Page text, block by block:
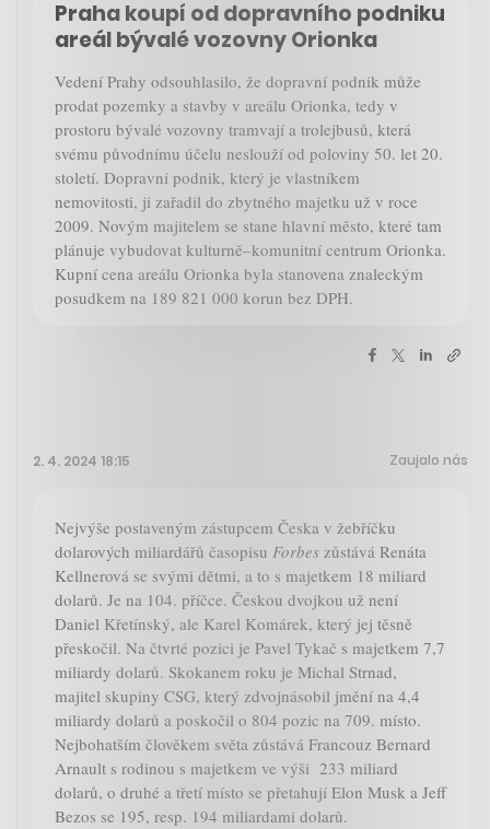
Praha koupí od dopravního podniku
areál bývalé vozovny Orionka
Vedení Prahy odsouhlasilo, že dopravní podnik může
prodat pozemky a stavby v areálu Orionka, tedy v
prostoru bývalé vozovny tramvají a trolejbusů, která
svému původnímu účelu neslouží od poloviny 50. let 20.
století. Dopravní podnik, který je vlastníkem
nemovitosti, ji zařadil do zbytného majetku už v roce
2009. Novým majitelem se stane hlavní město, které tam
plánuje vybudovat kulturně–komunitní centrum Orionka.
Kupní cena areálu Orionka byla stanovena znaleckým
posudkem na 189 821 000 korun bez DPH.
2. 4. 2024 18:15 Zaujalo nás
Nejvýše postaveným zástupcem Česka v žebříčku
dolarových miliardářů časopisu Forbes zůstává Renáta
Kellnerová se svými dětmi, a to s majetkem 18 miliard
dolarů. Je na 104. příčce. Českou dvojkou už není
Daniel Křetínský, ale Karel Komárek, který jej těsně
přeskočil. Na čtvrté pozici je Pavel Tykač s majetkem 7,7
miliardy dolarů. Skokanem roku je Michal Strnad,
majitel skupiny CSG, který zdvojnásobil jmění na 4,4
miliardy dolarů a poskočil o 804 pozic na 709. místo.
Nejbohatším člověkem světa zůstává Francouz Bernard
Arnault s rodinou s majetkem ve výši 233 miliard
dolarů, o druhé a třetí místo se přetahují Elon Musk a Jeff
Bezos se 195, resp. 194 miliardami dolarů.